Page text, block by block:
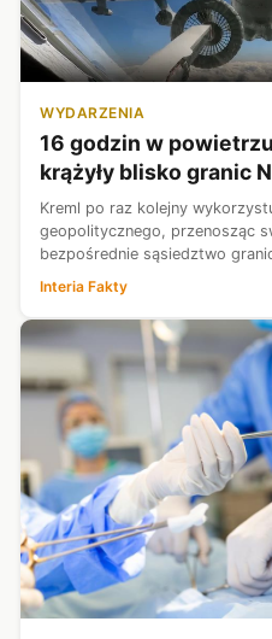
WYDARZENIA
16 godzin w
krążyły blisko granic
Kreml po raz kolejny
geopolitycznego, przenosząc
bezpośrednie sąsiedztwo
lotnictwo strategiczne
dalekiej półno...
Interia Fakty